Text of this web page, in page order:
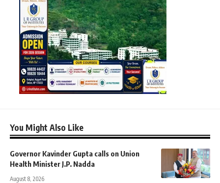
You Might Also Like
Governor Kavinder Gupta calls on Union
Health Minister J.P. Nadda
August 8, 2026